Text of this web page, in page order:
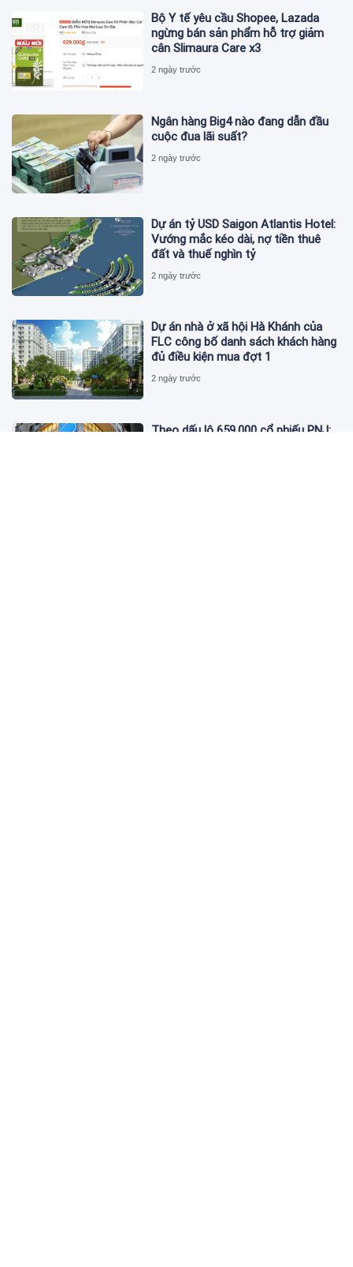
Bộ Y tế yêu cầu Shopee, Lazada
ngừng bán sản phẩm hỗ trợ giảm
cân Slimaura Care x3
2 ngày trước
Ngân hàng Big4 nào đang dẫn đầu
cuộc đua lãi suất?
2 ngày trước
Dự án tỷ USD Saigon Atlantis Hotel:
Vướng mắc kéo dài, nợ tiền thuê
đất và thuế nghìn tỷ
2 ngày trước
Dự án nhà ở xã hội Hà Khánh của
FLC công bố danh sách khách hàng
đủ điều kiện mua đợt 1
2 ngày trước
Theo dấu lô 659.000 cổ phiếu PNJ: